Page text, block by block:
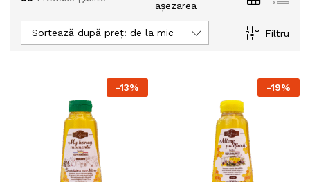
așezarea
Filtru
Sortează după preț: de la mic la mare
-13% -19%